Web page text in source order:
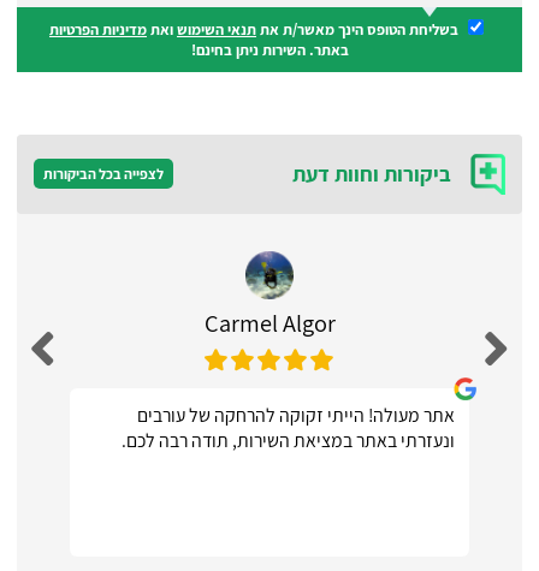
בשליחת הטופס הינך מאשר/ת אתתנאי השימושואתמדיניות הפרטיות
באתר. השירות ניתן בחינם!
ביקורות וחוות דעת לצפייה בכל הביקורות
Carmel Algor
אתר מעולה! הייתי זקוקה להרחקה של עורבים
ונעזרתי באתר במציאת השירות, תודה רבה לכם.